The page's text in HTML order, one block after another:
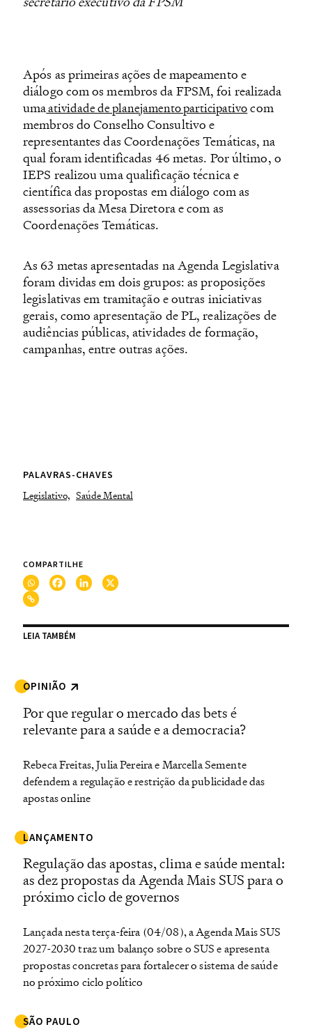
Após as primeiras ações de mapeamento e
diálogo com os membros da FPSM, foi realizada
umaatividade de planejamento participativocom
membros do Conselho Consultivo e
representantes das Coordenações Temáticas, na
qual foram identificadas 46 metas. Por último, o
IEPS realizou uma qualificação técnica e
científica das propostas em diálogo com as
assessorias da Mesa Diretora e com as
Coordenações Temáticas.
As 63 metas apresentadas na Agenda Legislativa
foram dividas em dois grupos: as proposições
legislativas em tramitação e outras iniciativas
gerais, como apresentação de PL, realizações de
audiências públicas, atividades de formação,
campanhas, entre outras ações.
PALAVRAS-CHAVES
Legislativo, Saúde Mental
COMPARTILHE
LEIA TAMBÉM
OPINIÃO
Por que regular o mercado das bets é
relevante para a saúde e a democracia?
Rebeca Freitas, Julia Pereira e Marcella Semente
defendem a regulação e restrição da publicidade das
apostas online
LANÇAMENTO
Regulação das apostas, clima e saúde mental:
as dez propostas da Agenda Mais SUS para o
próximo ciclo de governos
Lançada nesta terça-feira (04/08), a Agenda Mais SUS
2027-2030 traz um balanço sobre o SUS e apresenta
propostas concretas para fortalecer o sistema de saúde
no próximo ciclo político
SÃO PAULO